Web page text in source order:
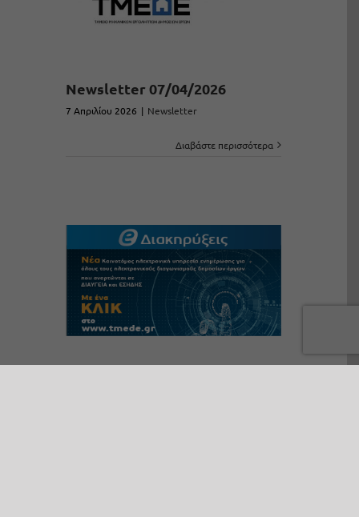
Newsletter 07/04/2026
7 Απριλίου 2026 | Newsletter
Διαβάστε περισσότερα